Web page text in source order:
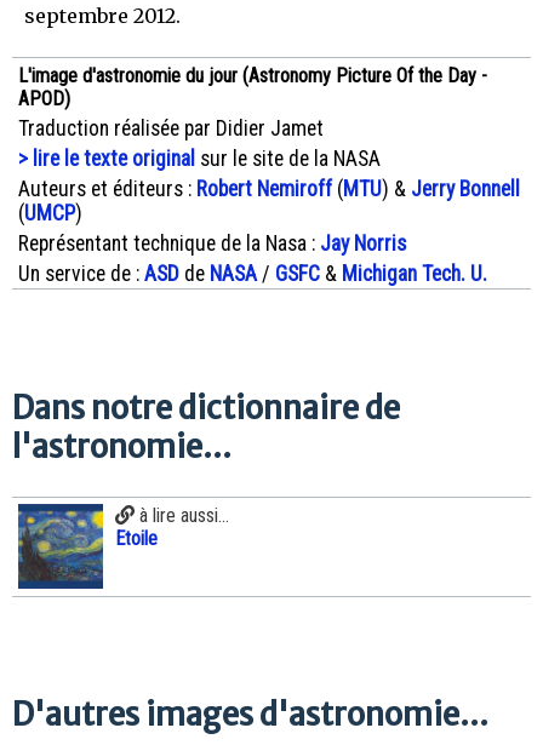
septembre 2012.
L'image d'astronomie du jour (Astronomy Picture Of the Day -
APOD)
Traduction réalisée par Didier Jamet
> lire le texte original sur le site de la NASA
Auteurs et éditeurs : Robert Nemiroff( MTU) & Jerry Bonnell
(UMCP)
Représentant technique de la Nasa : Jay Norris
Un service de : ASD de NASA/ GSFC & Michigan Tech. U.
Dans notre dictionnaire de
l'astronomie...
à lire aussi...
Etoile
D'autres images d'astronomie...